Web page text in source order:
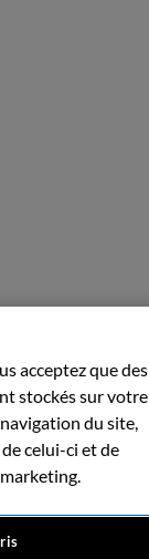
acceptez que des
stockés sur votre
du site,
celui-ci et de